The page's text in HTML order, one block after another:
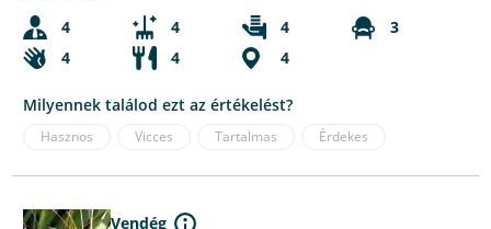
4
4 4
3
4
4 4
Milyennek találod ezt az értékelést?
Hasznos Vicces Tartalmas Érdekes
Vendég